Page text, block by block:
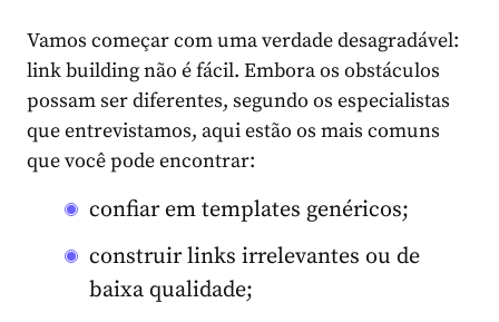
Vamos começar com uma verdade desagradável:
link building não é fácil. Embora os obstáculos
possam ser diferentes, segundo os especialistas
que entrevistamos, aqui estão os mais comuns
que você pode encontrar:
confiar em templates genéricos;
construir links irrelevantes ou de
baixa qualidade;